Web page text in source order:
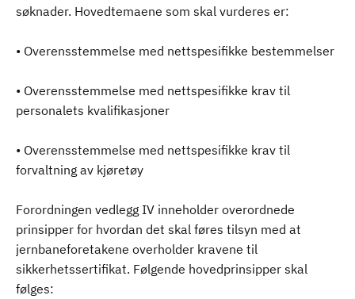
søknader. Hovedtemaene som skal vurderes er:
• Overensstemmelse med nettspesifikke bestemmelser
• Overensstemmelse med nettspesifikke krav til
personalets kvalifikasjoner
• Overensstemmelse med nettspesifikke krav til
forvaltning av kjøretøy
Forordningen vedlegg IV inneholder overordnede
prinsipper for hvordan det skal føres tilsyn med at
jernbaneforetakene overholder kravene til
sikkerhetssertifikat. Følgende hovedprinsipper skal
følges: